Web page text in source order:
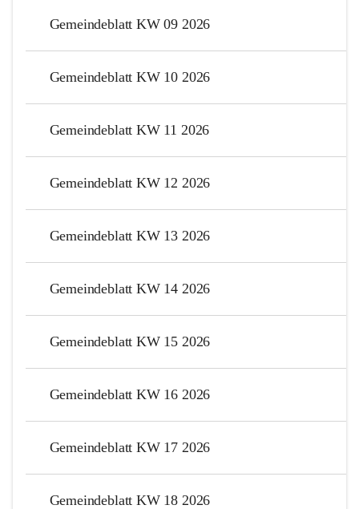
Gemeindeblatt KW 09 2026
Gemeindeblatt KW 10 2026
Gemeindeblatt KW 11 2026
Gemeindeblatt KW 12 2026
Gemeindeblatt KW 13 2026
Gemeindeblatt KW 14 2026
Gemeindeblatt KW 15 2026
Gemeindeblatt KW 16 2026
Gemeindeblatt KW 17 2026
Gemeindeblatt KW 18 2026